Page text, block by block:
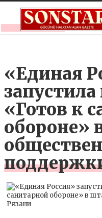
«Единая
«Готов к
обороне»